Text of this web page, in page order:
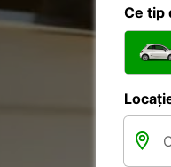
Ce tip